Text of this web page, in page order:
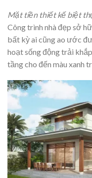
Mặt tiền thiết kế biệt
Công trình nhà đẹp sở
bất kỳ ai cũng ao ước
hoạt sống động trải
tầng cho đến màu xanh